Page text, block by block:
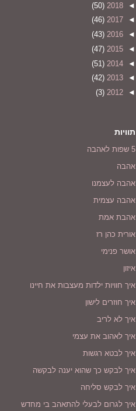
◄
2018
(50)
◄
2017
(46)
◄
2016
(43)
◄
2015
(47)
◄
2014
(51)
◄
2013
(42)
◄
2012
(3)
תוויות
5 שפות לאהבה
אהבה
אהבה לעצמנו
אהבה עצמית
אהבת אמת
אורית כהן רז
אושר פנימי
איזון
איך חוויות ילדות מעצבות את חיינו
איך חוזרים לישון
איך לא לריב
איך לאהוב את עצמי
איך לבטא רגשות
איך לבקש כך שהוא יענה לבקשה
איך לבקש סליחה
איך לגרום לבעלי להתאהב בי מחדש